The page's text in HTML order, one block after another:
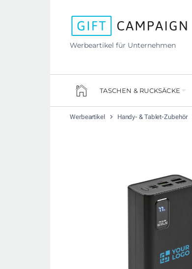
Werbeartikel für Unternehmen
TASCHEN & RUCKSÄCKE
Werbeartikel Handy- & Tablet-Zubehör